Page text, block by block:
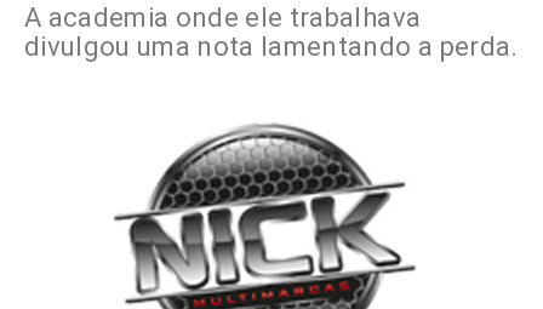
A academia onde ele trabalhava
divulgou uma nota lamentando a perda.